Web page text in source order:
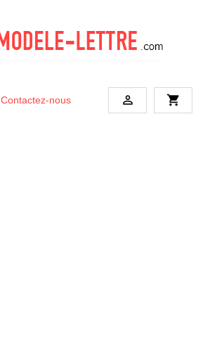
Contactez-nous  shopping_cart